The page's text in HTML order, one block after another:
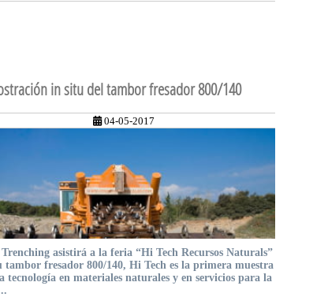
in situ del tambor fresador 800/140
04-05-2017
asistirá a la feria “Hi Tech Recursos Naturals”
tambor fresador 800/140, Hi Tech es la primera muestra
tecnología en materiales naturales y en servicios para la